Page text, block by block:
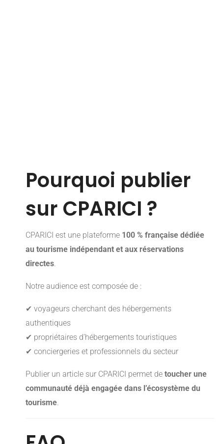
Pourquoi publier
sur CPARICI ?
CPARICI est une plateforme 100 % française dédiée
au tourisme indépendant et aux réservations
directes.
Notre audience est composée de :
✔ voyageurs cherchant des hébergements
authentiques
✔ propriétaires d’hébergements touristiques
✔ conciergeries et professionnels du secteur
Publier un article sur CPARICI permet de toucher une
communauté déjà engagée dans l’écosystème du
tourisme.